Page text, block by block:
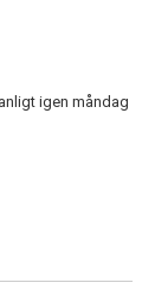
igen måndag